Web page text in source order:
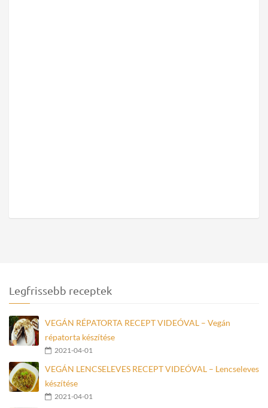
Legfrissebb receptek
VEGÁN RÉPATORTA RECEPT VIDEÓVAL – Vegán
répatorta készítése
2021-04-01
VEGÁN LENCSELEVES RECEPT VIDEÓVAL – Lencseleves
készítése
2021-04-01